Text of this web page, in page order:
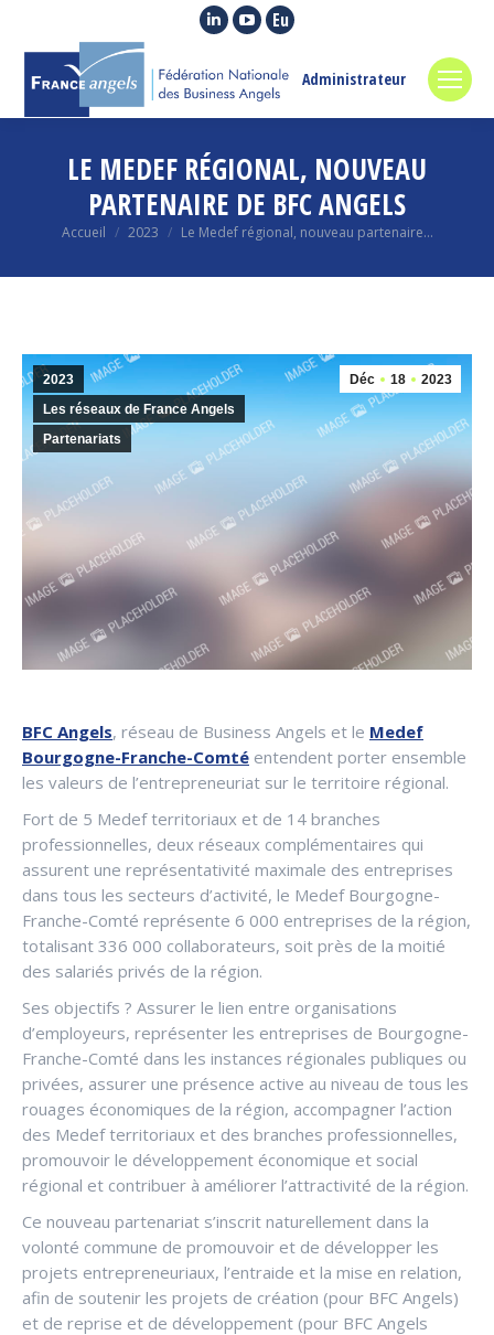
La
LinkedIn
s'ouvre
une
nouvelle
fenêtre
La
YouTube
s'ouvre
une
nouvelle
fenêtre
La
Euroquity
une
nouvelle
fenêtre
Administrateur
LE MEDEF RÉGIONAL, NOUVEAU
PARTENAIRE DE BFC ANGELS
Vous êtes ici :
Accueil 2023 Le Medef régional, nouveau partenaire…
Déc 18 2023
2023
Les réseaux de France Angels
Partenariats
BFC Angels, réseau de Business Angels et le Medef
Bourgogne-Franche-Comté entendent porter ensemble
les valeurs de l’entrepreneuriat sur le territoire régional.
Fort de 5 Medef territoriaux et de 14 branches
professionnelles, deux réseaux complémentaires qui
assurent une représentativité maximale des entreprises
dans tous les secteurs d’activité, le Medef Bourgogne-
Franche-Comté représente 6 000 entreprises de la région,
totalisant 336 000 collaborateurs, soit près de la moitié
des salariés privés de la région.
Ses objectifs ? Assurer le lien entre organisations
d’employeurs, représenter les entreprises de Bourgogne-
Franche-Comté dans les instances régionales publiques ou
privées, assurer une présence active au niveau de tous les
rouages économiques de la région, accompagner l’action
des Medef territoriaux et des branches professionnelles,
promouvoir le développement économique et social
régional et contribuer à améliorer l’attractivité de la région.
Ce nouveau partenariat s’inscrit naturellement dans la
volonté commune de promouvoir et de développer les
projets entrepreneuriaux, l’entraide et la mise en relation,
afin de soutenir les projets de création (pour BFC Angels)
et de reprise et de développement (pour BFC Angels